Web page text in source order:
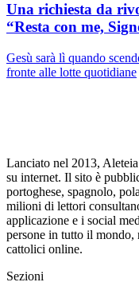
Una richiesta da
“Resta con me,
Gesù sarà lì quando
fronte alle lotte quotidiane
Lanciato nel 2013,
su internet. Il sito è
portoghese, spagnolo,
milioni di lettori
applicazione e i social
persone in tutto il mondo,
cattolici online.
Sezioni